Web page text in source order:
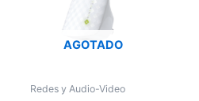
AGOTADO
Redes y Audio-Video